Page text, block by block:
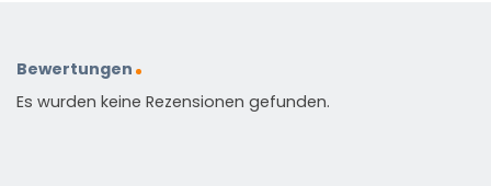
Bewertungen
Es wurden keine Rezensionen gefunden.